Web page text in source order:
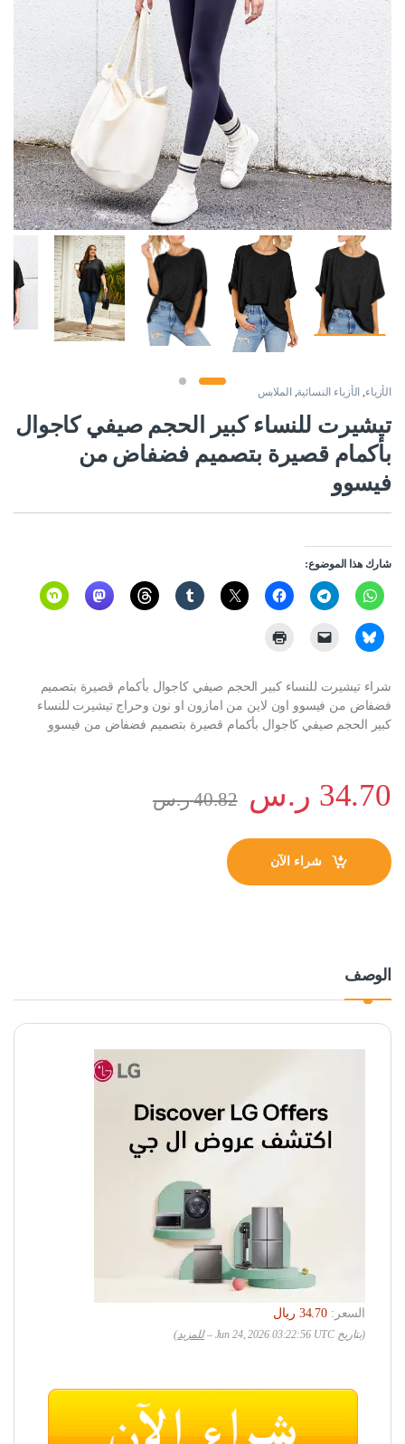
الأزياء, الأزياء النسائية,الملابس
تيشيرت للنساء كبير الحجم صيفي كاجوال
بأكمام قصيرة بتصميم فضفاض من
فيسوو
شارك هذا الموضوع:
شراء تيشيرت للنساء كبير الحجم صيفي كاجوال بأكمام قصيرة بتصميم
فضفاض من فيسوو اون لاين من امازون او نون وحراج تيشيرت للنساء
كبير الحجم صيفي كاجوال بأكمام قصيرة بتصميم فضفاض من فيسوو
34.70 ر.س 40.82 ر.س
شراء الآن
الوصف
السعر:
‏34.70 ريال
(بتاريخ Jun 24, 2026 03:22:56 UTC – للمزيد)